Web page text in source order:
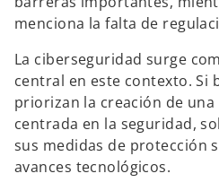
menciona la falta de
La ciberseguridad surge
central en este contexto. Si
priorizan la creación de
centrada en la seguridad,
sus medidas de protección
avances tecnológicos.